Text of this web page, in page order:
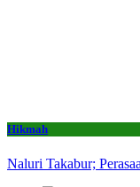
Hikmah
Naluri Takabur;